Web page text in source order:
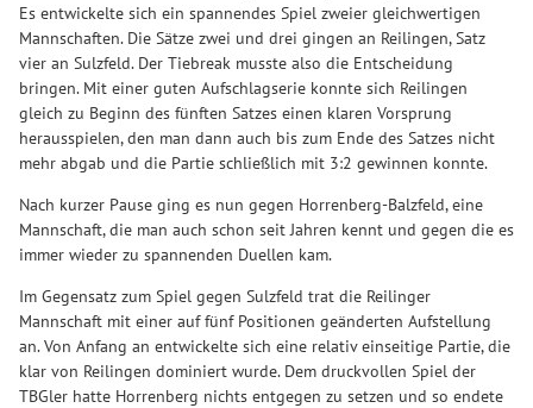
Es entwickelte sich ein spannendes Spiel zweier gleichwertigen
Mannschaften. Die Sätze zwei und drei gingen an Reilingen, Satz
vier an Sulzfeld. Der Tiebreak musste also die Entscheidung
bringen. Mit einer guten Aufschlagserie konnte sich Reilingen
gleich zu Beginn des fünften Satzes einen klaren Vorsprung
herausspielen, den man dann auch bis zum Ende des Satzes nicht
mehr abgab und die Partie schließlich mit 3:2 gewinnen konnte.
Nach kurzer Pause ging es nun gegen Horrenberg-Balzfeld, eine
Mannschaft, die man auch schon seit Jahren kennt und gegen die es
immer wieder zu spannenden Duellen kam.
Im Gegensatz zum Spiel gegen Sulzfeld trat die Reilinger
Mannschaft mit einer auf fünf Positionen geänderten Aufstellung
an. Von Anfang an entwickelte sich eine relativ einseitige Partie, die
klar von Reilingen dominiert wurde. Dem druckvollen Spiel der
TBGler hatte Horrenberg nichts entgegen zu setzen und so endete